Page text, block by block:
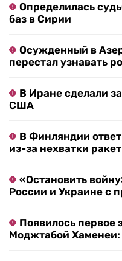
Определилась
баз в Сирии
Осужденный в
перестал узнавать
В Иране сделали
США
В Финляндии
из-за нехватки
«Остановить
России и Украине с
Появилось первое
Моджтабой Хаменеи: